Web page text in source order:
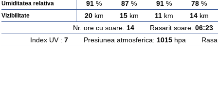
Umiditatea relativa 91 % 87 % 91 % 78 %
Vizibilitate 20km 15km 11 km 14km
Nr. ore cu soare: 14Rasarit soare: 06:23
Index UV : 7Presiunea atmosferica: 1015hpa